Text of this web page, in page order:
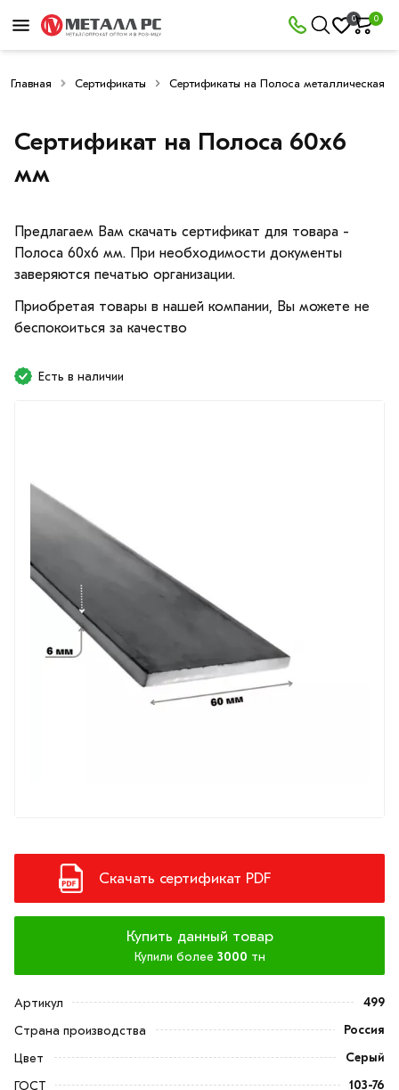
0 0
Главная Сертификаты Сертификаты на Полоса металлическая
Сертификат на Полоса 60х6
мм
Предлагаем Вам скачать сертификат для товара -
Полоса 60х6 мм. При необходимости документы
заверяются печатью организации.
Приобретая товары в нашей компании, Вы можете не
беспокоиться за качество
Есть в наличии
Скачать сертификат PDF
Купить данный товар
Купили более 3000 тн
Артикул
499
Страна производства
Россия
Цвет
Серый
ГОСТ
103-76